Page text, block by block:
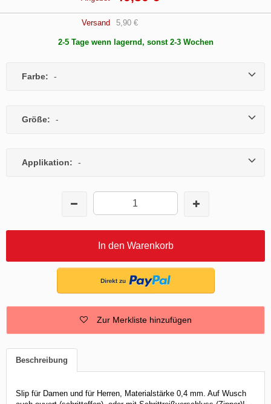
Versand 5,90 €
2-5 Tage wenn lagernd, sonst 2-3 Wochen
Farbe: -
Größe: -
Applikation: -
In den Warenkorb
Zur Merkliste hinzufügen
Beschreibung
Slip für Damen und für Herren, Materialstärke 0,4 mm. Auf Wusch